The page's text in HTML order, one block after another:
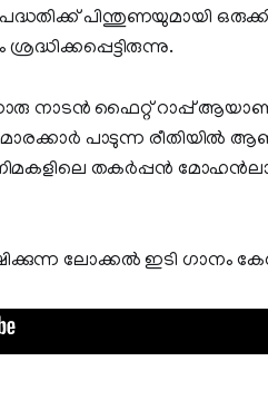
പിന്തുണയുമായി
നാടന്‍ ഫൈറ്റ് റാപ്പ്
പാടുന്ന രീതിയില്‍
തകര്‍പ്പന്‍
ലോക്കല്‍ ഇടി ഗാനം